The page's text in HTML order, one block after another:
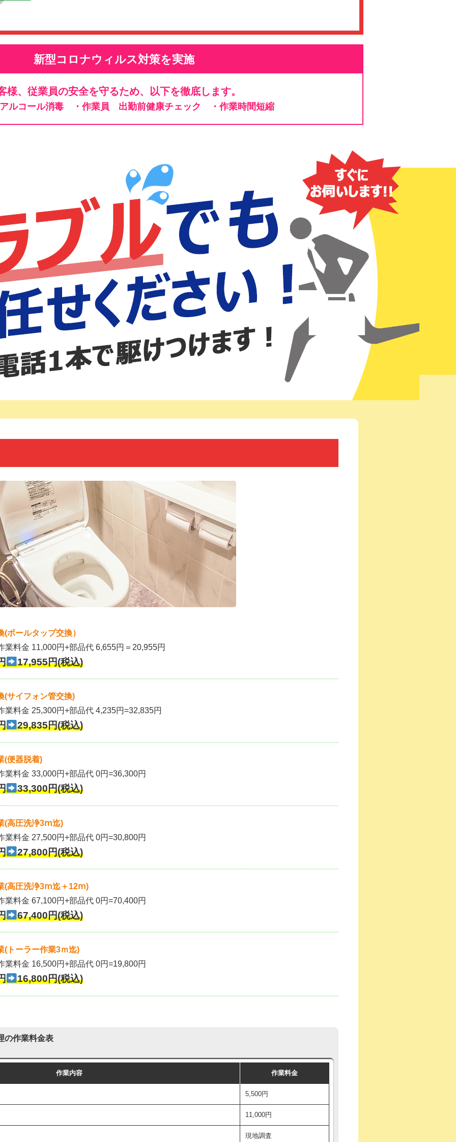
新型コロナウィルス対策を実施
様、従業員の安全を守るため、以下を徹底します。
ルコール消毒 ・作業員 出勤前健康チェック ・作業時間短縮
ボールタップ交換）
業料金 11,000円+部品代 6,655円＝20,955円
17,955円(税込)
(サイフォン管交換)
業料金 25,300円+部品代 4,235円=32,835円
29,835円(税込)
(便器脱着)
業料金 33,000円+部品代 0円=36,300円
33,300円(税込)
(高圧洗浄3ⅿ迄)
業料金 27,500円+部品代 0円=30,800円
27,800円(税込)
(高圧洗浄3ⅿ迄＋12ⅿ)
業料金 67,100円+部品代 0円=70,400円
67,400円(税込)
(トーラー作業3ｍ迄)
業料金 16,500円+部品代 0円=19,800円
16,800円(税込)
の作業料金表
作業内容 作業料金
5,500円
11,000円
現地調査